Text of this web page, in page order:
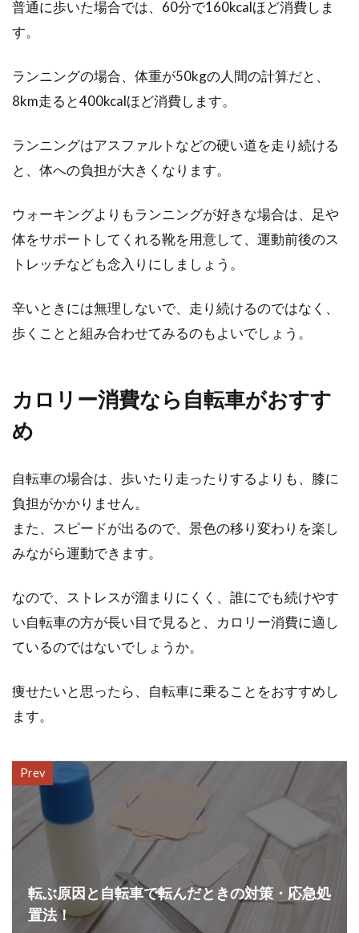
普通に歩いた場合では、60分で160kcalほど消費しま
す。
ランニングの場合、体重が50kgの人間の計算だと、
8km走ると400kcalほど消費します。
ランニングはアスファルトなどの硬い道を走り続ける
と、体への負担が大きくなります。
ウォーキングよりもランニングが好きな場合は、足や
体をサポートしてくれる靴を用意して、運動前後のス
トレッチなども念入りにしましょう。
辛いときには無理しないで、走り続けるのではなく、
歩くことと組み合わせてみるのもよいでしょう。
カロリー消費なら自転車がおすす
め
自転車の場合は、歩いたり走ったりするよりも、膝に
負担がかかりません。
また、スピードが出るので、景色の移り変わりを楽し
みながら運動できます。
なので、ストレスが溜まりにくく、誰にでも続けやす
い自転車の方が長い目で見ると、カロリー消費に適し
ているのではないでしょうか。
痩せたいと思ったら、自転車に乗ることをおすすめし
ます。
Prev
転ぶ原因と自転車で転んだときの対策・応急処
置法！